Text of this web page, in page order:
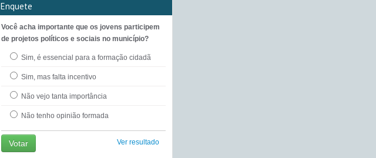
Enquete
Você acha importante que os jovens participem
de projetos políticos e sociais no município?
Sim, é essencial para a formação cidadã
Sim, mas falta incentivo
Não vejo tanta importância
Não tenho opinião formada
Votar Ver resultado